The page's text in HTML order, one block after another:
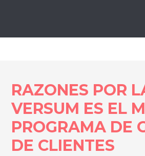
RAZONES POR
VERSUM ES EL
PROGRAMA DE
DE CLIENTES